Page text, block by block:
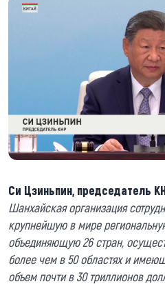
Си Цзиньпин, председатель
Шанхайская организация
крупнейшую в мире
объединяющую 26 стран,
более чем в 50 областях и
объем почти в 30 триллионов